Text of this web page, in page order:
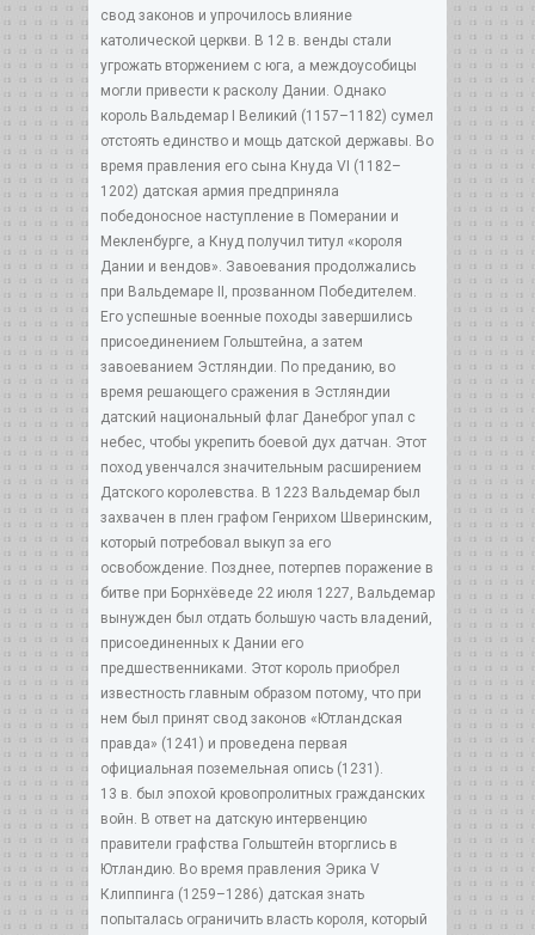
свод законов и упрочилось влияние
католической церкви. В 12 в. венды стали
угрожать вторжением с юга, а междоусобицы
могли привести к расколу Дании. Однако
король Вальдемар I Великий (1157–1182) сумел
отстоять единство и мощь датской державы. Во
время правления его сына Кнуда VI (1182–
1202) датская армия предприняла
победоносное наступление в Померании и
Мекленбурге, а Кнуд получил титул «короля
Дании и вендов». Завоевания продолжались
при Вальдемаре II, прозванном Победителем.
Его успешные военные походы завершились
присоединением Гольштейна, а затем
завоеванием Эстляндии. По преданию, во
время решающего сражения в Эстляндии
датский национальный флаг Данеброг упал с
небес, чтобы укрепить боевой дух датчан. Этот
поход увенчался значительным расширением
Датского королевства. В 1223 Вальдемар был
захвачен в плен графом Генрихом Шверинским,
который потребовал выкуп за его
освобождение. Позднее, потерпев поражение в
битве при Борнхёведе 22 июля 1227, Вальдемар
вынужден был отдать большую часть владений,
присоединенных к Дании его
предшественниками. Этот король приобрел
известность главным образом потому, что при
нем был принят свод законов «Ютландская
правда» (1241) и проведена первая
официальная поземельная опись (1231).
13 в. был эпохой кровопролитных гражданских
войн. В ответ на датскую интервенцию
правители графства Гольштейн вторглись в
Ютландию. Во время правления Эрика V
Клиппинга (1259–1286) датская знать
попыталась ограничить власть короля, который